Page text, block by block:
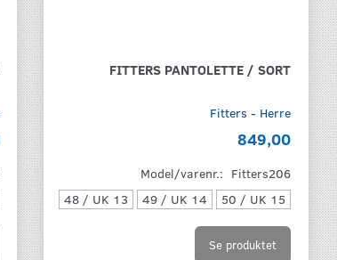
FITTERS PANTOLETTE / SORT
Fitters - Herre
849,00
Model/varenr.: Fitters206
48 / UK 13
49 / UK 14 50 / UK 15
Se produktet